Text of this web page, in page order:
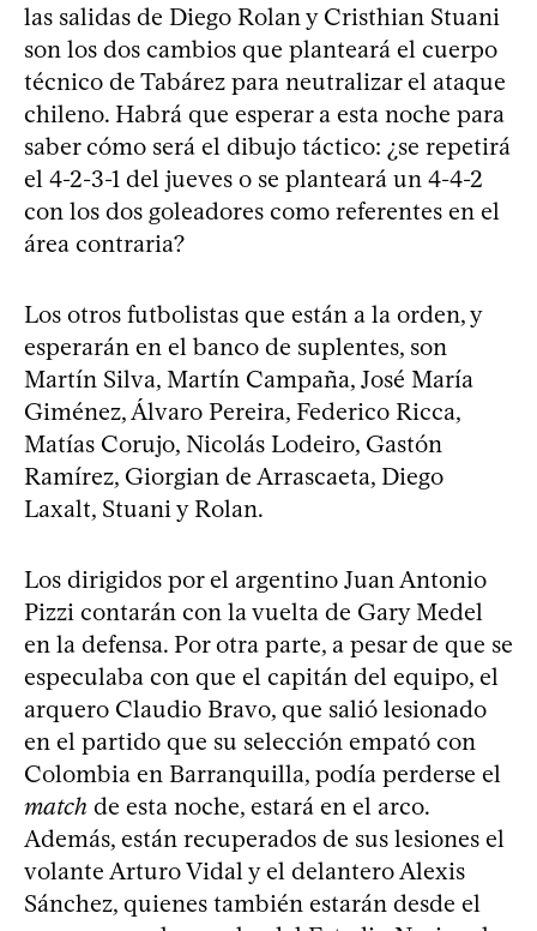
las salidas de Diego Rolan y Cristhian Stuani
son los dos cambios que planteará el cuerpo
técnico de Tabárez para neutralizar el ataque
chileno. Habrá que esperar a esta noche para
saber cómo será el dibujo táctico: ¿se repetirá
el 4-2-3-1 del jueves o se planteará un 4-4-2
con los dos goleadores como referentes en el
área contraria?
Los otros futbolistas que están a la orden, y
esperarán en el banco de suplentes, son
Martín Silva, Martín Campaña, José María
Giménez, Álvaro Pereira, Federico Ricca,
Matías Corujo, Nicolás Lodeiro, Gastón
Ramírez, Giorgian de Arrascaeta, Diego
Laxalt, Stuani y Rolan.
Los dirigidos por el argentino Juan Antonio
Pizzi contarán con la vuelta de Gary Medel
en la defensa. Por otra parte, a pesar de que se
especulaba con que el capitán del equipo, el
arquero Claudio Bravo, que salió lesionado
en el partido que su selección empató con
Colombia en Barranquilla, podía perderse el
match de esta noche, estará en el arco.
Además, están recuperados de sus lesiones el
volante Arturo Vidal y el delantero Alexis
Sánchez, quienes también estarán desde el